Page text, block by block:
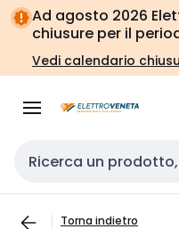
Vai alla
navigazione
Vai
alla
pagina
Ad agosto 2026
chiusure per il
Vedi calendario
Cerca input
Torna indietro